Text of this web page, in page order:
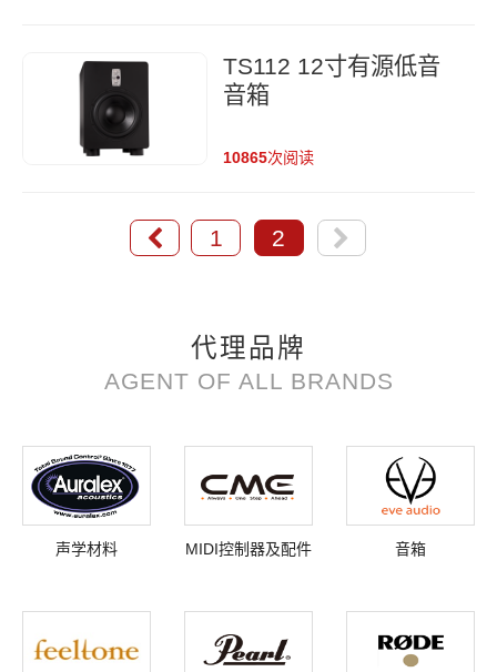
TS112 12寸有源低音
音箱
10865次阅读
1 2
代理品牌
AGENT OF ALL BRANDS
声学材料 MIDI控制器及配件 音箱